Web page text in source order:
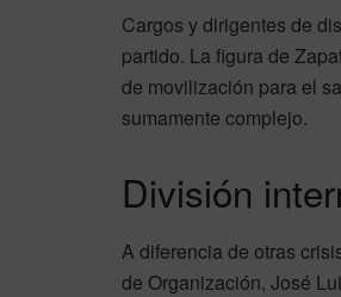
Cargos y dirigentes de
partido. La figura de
de movilización para el
sumamente complejo.
División
A diferencia de otras
de Organización, José